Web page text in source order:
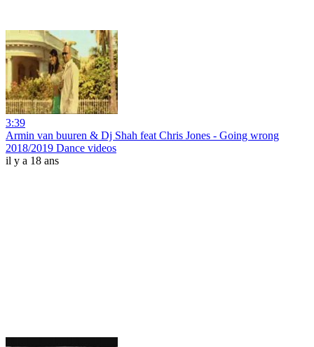
3:39
Armin van buuren & Dj Shah feat Chris Jones - Going wrong
2018/2019 Dance videos
il y a 18 ans